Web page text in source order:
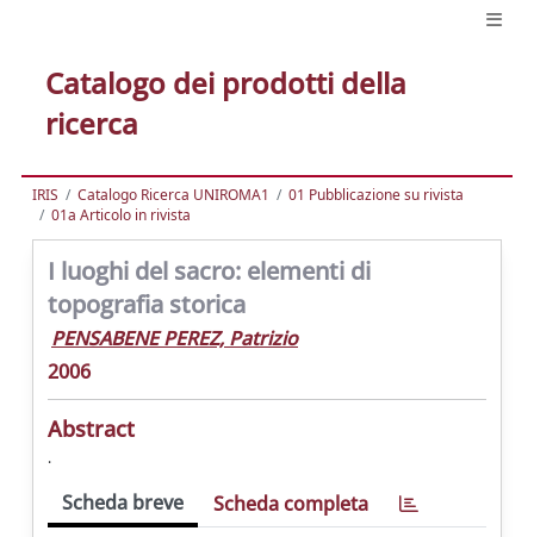
Catalogo dei prodotti della
ricerca
IRIS Catalogo Ricerca UNIROMA1
01 Pubblicazione su rivista
01a Articolo in rivista
I luoghi del sacro: elementi di
topografia storica
PENSABENE PEREZ, Patrizio
2006
Abstract
.
Scheda breve Scheda completa